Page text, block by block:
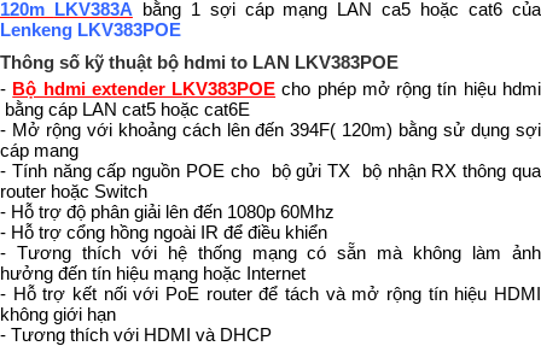
120m LKV383A bằng 1 sợi cáp mạng LAN ca5 hoặc cat6 của
Lenkeng LKV383POE
Thông số kỹ thuật bộ hdmi to LAN LKV383POE
- Bộ hdmi extender LKV383POE cho phép mở rộng tín hiệu hdmi
bằng cáp LAN cat5 hoặc cat6E
- Mở rộng với khoảng cách lên đến 394F( 120m) bằng sử dụng sợi
cáp mang
- Tính năng cấp nguồn POE cho bộ gửi TX bộ nhận RX thông qua
router hoặc Switch
- Hỗ trợ độ phân giải lên đến 1080p 60Mhz
- Hỗ trợ cổng hồng ngoài IR để điều khiển
- Tương thích với hệ thống mạng có sẵn mà không làm ảnh
hưởng đến tín hiệu mạng hoặc Internet
- Hỗ trợ kết nối với PoE router để tách và mở rộng tín hiệu HDMI
không giới hạn
- Tương thích với HDMI và DHCP